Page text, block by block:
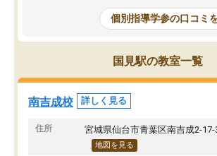
個別指導学参の口コミ
国見駅の教室一覧
南吉成校 詳しく見る
住所 宮城県仙台市青葉区南吉成2-17-
地図を見る